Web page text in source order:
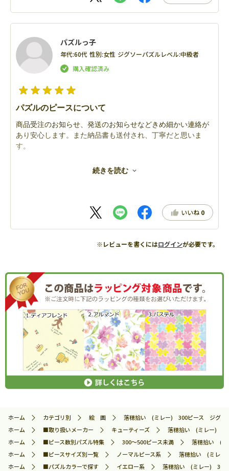
パズルっ子
年代:60代 性別:女性 ジグソーパズルレベル:中級者
パズルのピースについて
商品受注のお知らせ、発送のお知らせなどきめ細かい連絡が
あり安心します。また納品書も送付され、丁寧だと思いま
す。
パズルは気に入ったのが1000ピースが多いので500ピースを
続きを読む
いいね 0
※レビューを書くにはログインが必要です。
ホーム カテゴリ別 絵 画
落穂拾い (ミレー) 300ピース ジグソ
ホーム
■取り扱いメーカー キューティーズ
落穂拾い (ミレー)
ホーム
■ピース数別パズル特集 300～500ピース未満
落穂拾い (ミ
ホーム
■ピースサイズ別一覧 ノーマルピース系
落穂拾い (ミレー
ホーム
■パズルカラーで探す イエロー系 落穂拾い (ミレー) 300